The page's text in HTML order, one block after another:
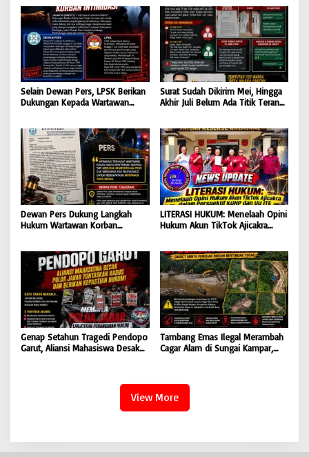
Selain Dewan Pers, LPSK Berikan
Dukungan Kepada Wartawan
Surat Sudah Dikirim Mei, Hingga
Akhir Juli Belum Ada Titik Terang:
Disembunyikan dari Bupati Kutim
Dewan Pers Dukung Langkah
Hukum Wartawan Korban
Terhadap Kebebasan Pers
LITERASI HUKUM: Menelaah Opini
Hukum Akun TikTok Ajicakra
Genap Setahun Tragedi Pendopo
Garut, Aliansi Mahasiswa Desak
Tambang Emas Ilegal Merambah
Cagar Alam di Sungai Kampar,
View More